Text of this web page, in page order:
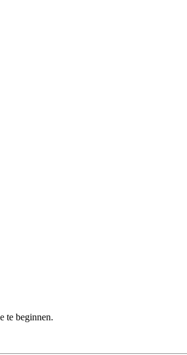
te beginnen.